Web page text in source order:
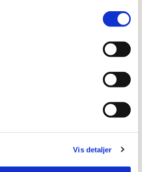
Vis detaljer
også kunne